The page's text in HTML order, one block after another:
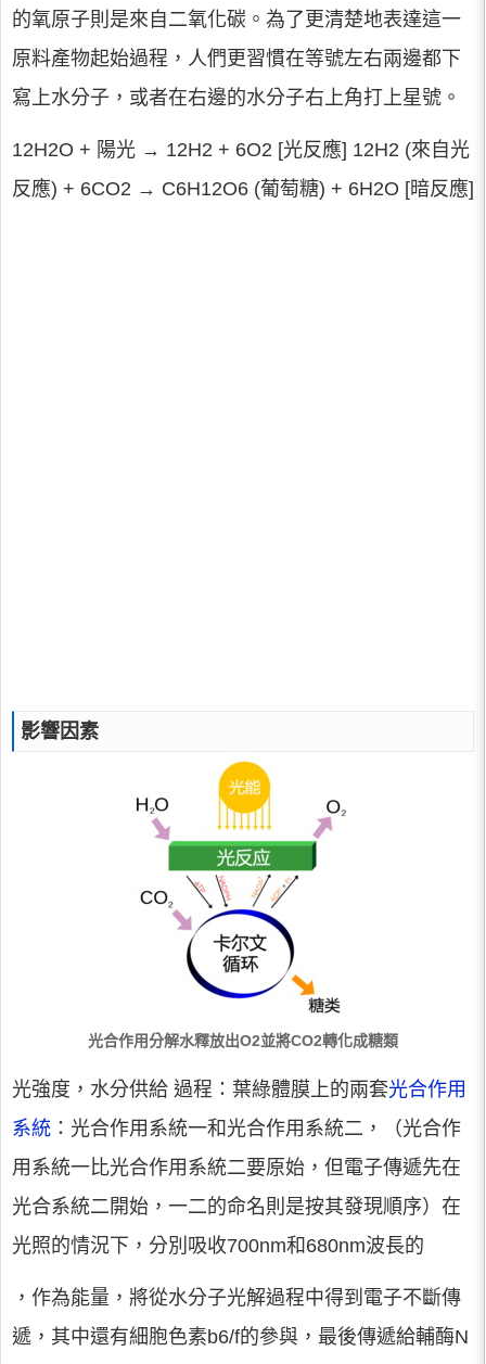
的氧原子則是來自二氧化碳。為了更清楚地表達這一
原料產物起始過程，人們更習慣在等號左右兩邊都下
寫上水分子，或者在右邊的水分子右上角打上星號。
12H2O + 陽光 → 12H2 + 6O2 [光反應] 12H2 (來自光
反應) + 6CO2 → C6H12O6 (葡萄糖) + 6H2O [暗反應]
影響因素
光合作用分解水釋放出O2並將CO2轉化成糖類
光強度，水分供給 過程：葉綠體膜上的兩套光合作用
系統 ：光合作用系統一和光合作用系統二，（光合作
用系統一比光合作用系統二要原始，但電子傳遞先在
光合系統二開始，一二的命名則是按其發現順序）在
光照的情況下，分別吸收700nm和680nm波長的
，作為能量，將從水分子光解過程中得到電子不斷傳
遞，其中還有細胞色素b6/f的參與，最後傳遞給輔酶N